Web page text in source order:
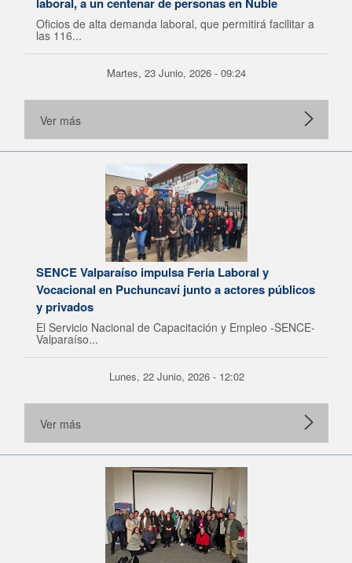
Oficios de alta demanda laboral, que permitirá facilitar a
las 116...
Martes, 23 Junio, 2026 - 09:24
Ver más
SENCE Valparaíso impulsa Feria Laboral y
Vocacional en Puchuncaví junto a actores públicos
y privados
El Servicio Nacional de Capacitación y Empleo -SENCE-
Valparaíso...
Lunes, 22 Junio, 2026 - 12:02
Ver más